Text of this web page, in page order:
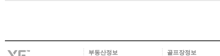
부동산정보
골프장정보